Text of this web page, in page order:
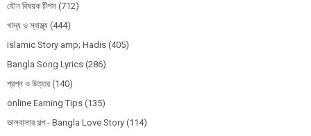
যৌন বিষয়ক টিপস (712)
খাদ্য ও স্বাস্থ্য (444)
Islamic Story amp; Hadis (405)
Bangla Song Lyrics (286)
প্রশ্ন ও উত্তর (140)
online Earning Tips (135)
ভালবাসার গল্প - Bangla Love Story (114)